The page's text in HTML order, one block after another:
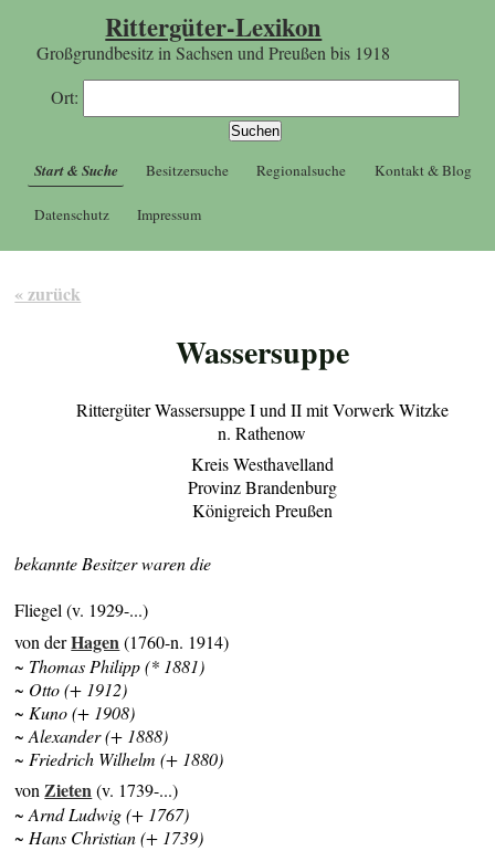
Rittergüter-Lexikon
Großgrundbesitz in Sachsen und Preußen bis 1918
Ort:
Start & Suche Besitzersuche Regionalsuche Kontakt & Blog
Datenschutz Impressum
« zurück
Wassersuppe
Rittergüter Wassersuppe I und II mit Vorwerk Witzke
n. Rathenow
Kreis Westhavelland
Provinz Brandenburg
Königreich Preußen
bekannte Besitzer waren die
Fliegel (v. 1929-...)
von derHagen(1760-n. 1914)
~ Thomas Philipp (* 1881)
~ Otto (+ 1912)
~ Kuno (+ 1908)
~ Alexander (+ 1888)
~ Friedrich Wilhelm (+ 1880)
vonZieten(v. 1739-...)
~ Arnd Ludwig (+ 1767)
~ Hans Christian (+ 1739)